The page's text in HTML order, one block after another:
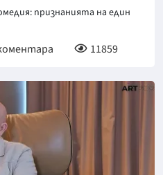
признанията на един
11859